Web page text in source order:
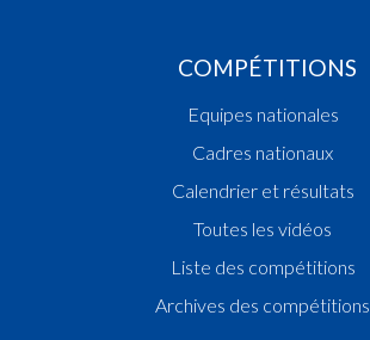
COMPÉTITIONS
Equipes nationales
Cadres nationaux
Calendrier et résultats
Toutes les vidéos
Liste des compétitions
Archives des compétitions